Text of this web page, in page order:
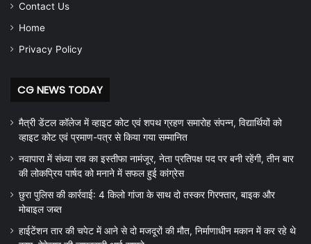
Contact Us
Home
Privacy Policy
CG NEWS TODAY
मैत्री डेंटल कॉलेज में व्हाइट कोट एवं शपथ ग्रहण समारोह संपन्न, विद्यार्थियों को
व्हाइट कोट एवं प्रमाण-पत्र से किया गया सम्मानित
नवापारा में संध्या राव का इस्तीफा नामंजूर, नेता प्रतिपक्ष पद पर बनी रहेंगी, तीन बार
की लोकप्रिय पार्षद को मनाने में सफल हुई कांग्रेस
छुरा पुलिस की कार्रवाई: 4 किलो गांजा के साथ दो तस्कर गिरफ्तार, बाइक और
मोबाइल जब्त
हाईटेंशन तार की चपेट में आने से दो मजदूरों की मौत, निर्माणाधीन मकान में कर रहे थे